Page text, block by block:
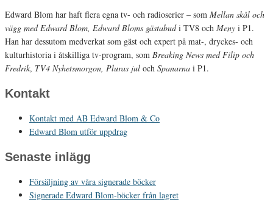
Edward Blom har haft flera egna tv- och radioserier – som Mellan skål och
vägg med Edward Blom, Edward Bloms gästabudi TV8 och Meny i P1.
Han har dessutom medverkat som gäst och expert på mat-, dryckes- och
kulturhistoria i åtskilliga tv-program, som Breaking News med Filip och
Fredrik, TV4 Nyhetsmorgon, Pluras jul och Spanarna i P1.
Kontakt
Kontakt med AB Edward Blom & Co
Edward Blom utför uppdrag
Senaste inlägg
Försäljning av våra signerade böcker
Signerade Edward Blom-böcker från lagret